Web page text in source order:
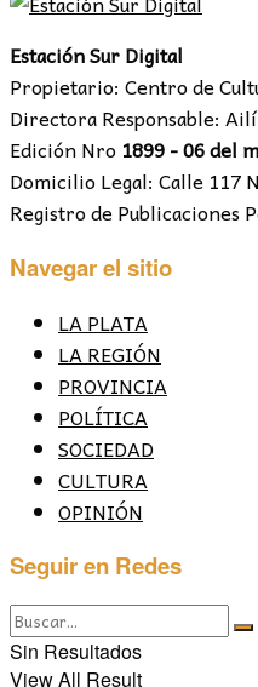
Estación Sur Digital
Propietario: Centro de
Directora Responsable:
Edición Nro 1899 - 06 del
Domicilio Legal: Calle 117
Registro de Publicaciones
Navegar el sitio
LA PLATA
LA REGIÓN
PROVINCIA
POLÍTICA
SOCIEDAD
CULTURA
OPINIÓN
Seguir en Redes
Sin Resultados
View All Result